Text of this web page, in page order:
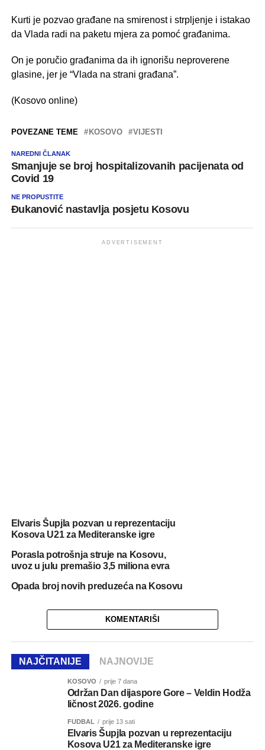
Kurti je pozvao građane na smirenost i strpljenje i istakao
da Vlada radi na paketu mjera za pomoć građanima.
On je poručio građanima da ih ignorišu neproverene
glasine, jer je “Vlada na strani građana”.
(Kosovo online)
POVEZANE TEME KOSOVO VIJESTI
NAREDNI ČLANAK
Smanjuje se broj hospitalizovanih pacijenata od
Covid 19
NE PROPUSTITE
Đukanović nastavlja posjetu Kosovu
ADVERTISEMENT
Elvaris Šupjla pozvan u reprezentaciju
Kosova U21 za Mediteranske igre
Porasla potrošnja struje na Kosovu,
uvoz u julu premašio 3,5 miliona evra
Opada broj novih preduzeća na Kosovu
KOMENTARIŠI
NAJČITANIJE NAJNOVIJE
KOSOVO prije 7 dana
Održan Dan dijaspore Gore – Veldin Hodža
ličnost 2026. godine
FUDBAL prije 13 sati
Elvaris Šupjla pozvan u reprezentaciju
Kosova U21 za Mediteranske igre